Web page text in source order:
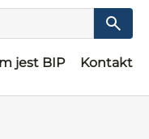
jest BIP Kontakt